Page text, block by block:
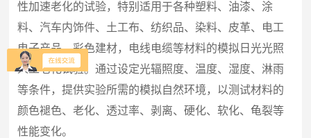
性加速老化的试验，特别适用于各种塑料、油漆、涂
料、汽车内饰件、土工布、纺织品、染料、皮革、电工
电子产品、彩色建材，电线电缆等材料的模拟日光光照
人工老化试验。通过设定光辐照度、温度、湿度、淋雨
等条件，提供实验所需的模拟自然环境，以测试材料的
颜色褪色、老化、透过率、剥离、硬化、软化、龟裂等
性能变化。